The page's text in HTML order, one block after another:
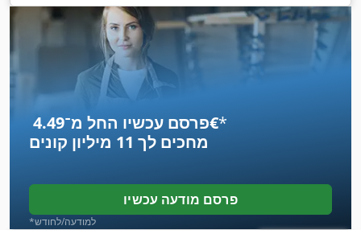
פרסם עכשיו החל מ־‏4.49 ‏€*
מחכים לך 11 מיליון קונים
פרסם מודעה עכשיו
*למודעה/לחודש